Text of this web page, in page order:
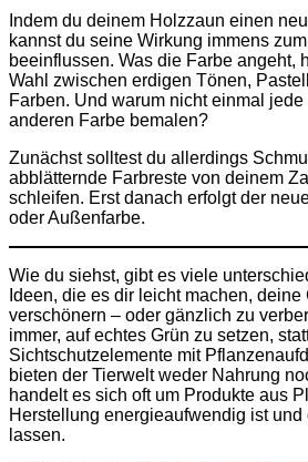
Indem du deinem Holzzaun einen
kannst du seine Wirkung immens
beeinflussen. Was die Farbe angeht,
Wahl zwischen erdigen Tönen,
Farben. Und warum nicht einmal
anderen Farbe bemalen?
Zunächst solltest du allerdings
abblätternde Farbreste von deinem
schleifen. Erst danach erfolgt der
oder Außenfarbe.
Wie du siehst, gibt es viele
Ideen, die es dir leicht machen,
verschönern – oder gänzlich zu
immer, auf echtes Grün zu setzen,
Sichtschutzelemente mit
bieten der Tierwelt weder Nahrung
handelt es sich oft um Produkte aus
Herstellung energieaufwendig ist
lassen.